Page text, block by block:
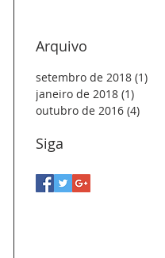
Arquivo
setembro de 2018 (1)
janeiro de 2018 (1)
outubro de 2016 (4)
Siga